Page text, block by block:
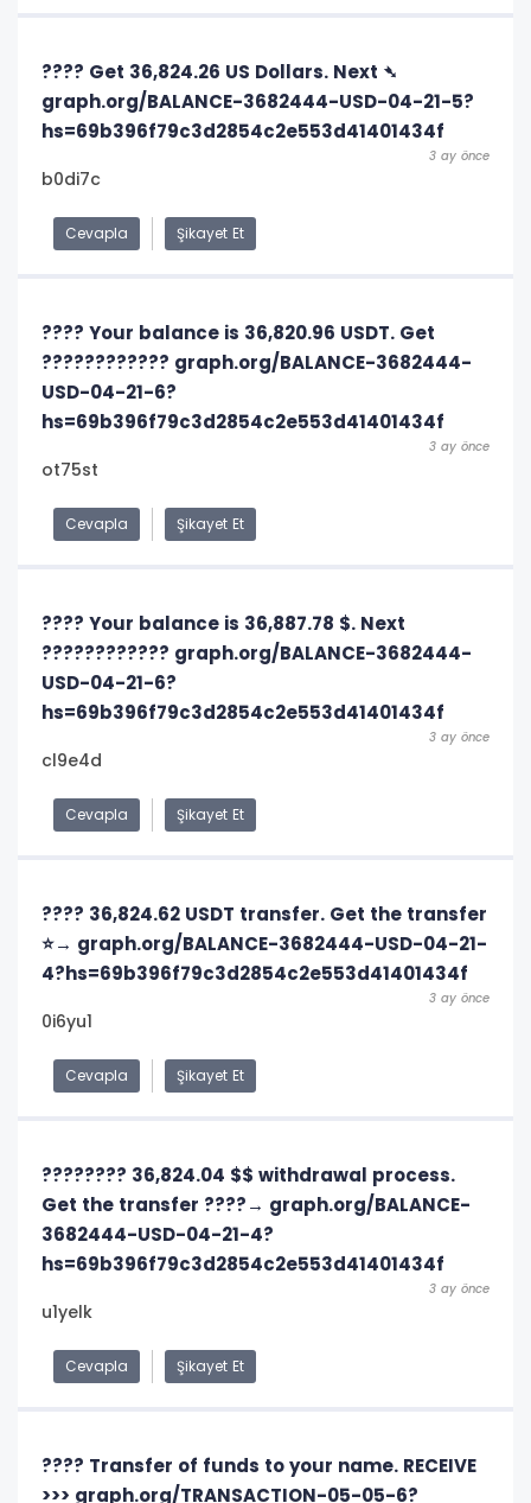
???? Get 36,824.26 US Dollars. Next ➴
graph.org/BALANCE-3682444-USD-04-21-5?
hs=69b396f79c3d2854c2e553d41401434f
3 ay önce
b0di7c
Cevapla Şikayet Et
???? Your balance is 36,820.96 USDT. Get
???????????? graph.org/BALANCE-3682444-
USD-04-21-6?
hs=69b396f79c3d2854c2e553d41401434f
3 ay önce
ot75st
Cevapla Şikayet Et
???? Your balance is 36,887.78 $. Next
???????????? graph.org/BALANCE-3682444-
USD-04-21-6?
hs=69b396f79c3d2854c2e553d41401434f
3 ay önce
cl9e4d
Cevapla Şikayet Et
???? 36,824.62 USDT transfer. Get the transfer
⭐→ graph.org/BALANCE-3682444-USD-04-21-
4?hs=69b396f79c3d2854c2e553d41401434f
3 ay önce
0i6yu1
Cevapla Şikayet Et
???????? 36,824.04 $$ withdrawal process.
Get the transfer ????→ graph.org/BALANCE-
3682444-USD-04-21-4?
hs=69b396f79c3d2854c2e553d41401434f
3 ay önce
u1yelk
Cevapla Şikayet Et
???? Transfer of funds to your name. RECEIVE
>>> graph.org/TRANSACTION-05-05-6?